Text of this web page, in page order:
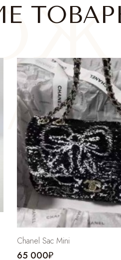
Chanel Sac Mini
65 000₽